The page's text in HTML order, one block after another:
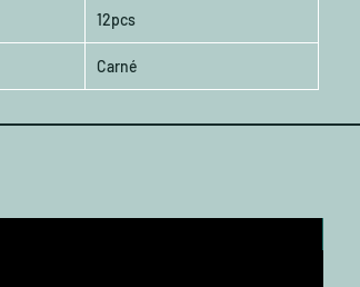
12pcs
Carné